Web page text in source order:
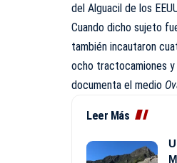
del Alguacil de los
Cuando dicho sujeto
también incautaron
ocho tractocamiones
documenta el medio
Leer Más